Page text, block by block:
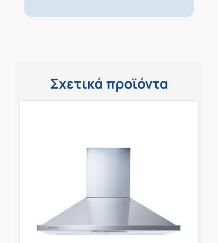
Σχετικά προϊόντα